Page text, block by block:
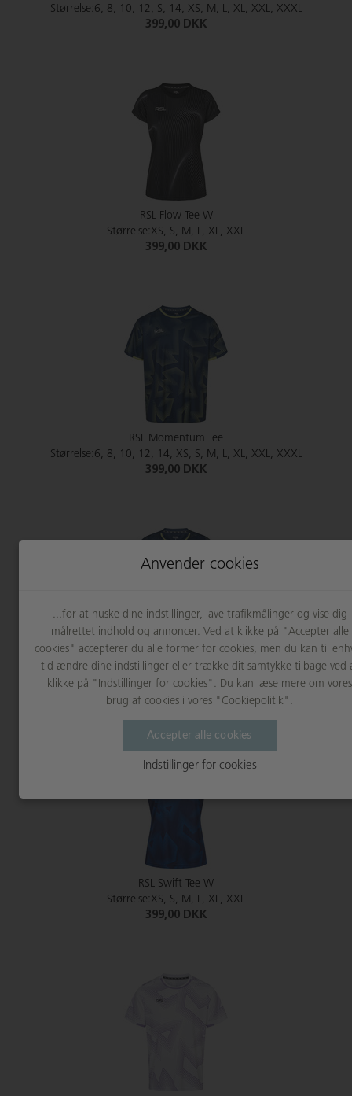
Størrelse:6, 8, 10, 12, S, 14, XS, M, L, XL, XXL, XXXL
399,00 DKK
RSL Flow Tee W
Størrelse:XS, S, M, L, XL, XXL
399,00 DKK
RSL Momentum Tee
Størrelse:6, 8, 10, 12, 14, XS, S, M, L, XL, XXL, XXXL
399,00 DKK
RSL Momentum Tee W
Størrelse:XS, S, M, L, XL, XXL
399,00 DKK
RSL Swift Tee W
Størrelse:XS, S, M, L, XL, XXL
399,00 DKK
Anvender cookies
...for at huske dine indstillinger, lave trafikmålinger og vise dig
målrettet indhold og annoncer. Ved at klikke på "Accepter alle
cookies" accepterer du alle former for cookies, men du kan til
tid ændre dine indstillinger eller trække dit samtykke tilbage ved
klikke på "Indstillinger for cookies". Du kan læse mere om vores
brug af cookies i vores "Cookiepolitik".
Accepter alle cookies
Indstillinger for cookies